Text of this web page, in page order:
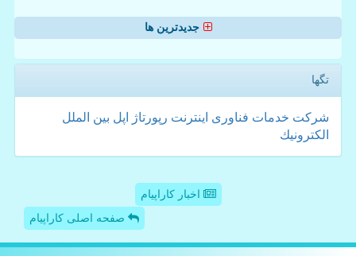
جدیدترین ها
تگها
شركت خدمات فناوری اینترنت رپورتاژ اپل بین الملل
الكترونیك
اخبار کاراپیام
صفحه اصلی کاراپیام